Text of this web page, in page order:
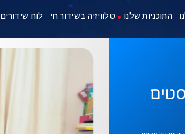
התוכניות שלנו טלוויזיה בשידור חי לוח שידורים